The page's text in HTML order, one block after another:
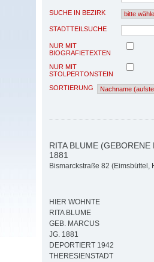
SUCHE IN BEZIRK
STADTTEILSUCHE
NUR MIT
BIOGRAFIETEXTEN
NUR MIT
STOLPERTONSTEIN
SORTIERUNG
RITA BLUME (GEBORENE
1881
Bismarckstraße 82 (Eimsbüttel,
HIER WOHNTE
RITA BLUME
GEB. MARCUS
JG. 1881
DEPORTIERT 1942
THERESIENSTADT